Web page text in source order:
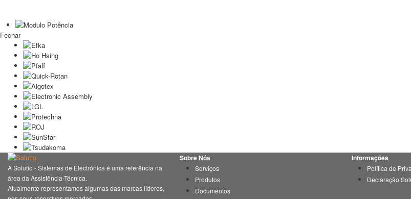
Fechar
A Solutio - Sistemas de Electrónica é uma referência na
área da Assistência-Técnica.
Atualmente representamos algumas das marcas líderes,
Sobre Nós
Serviços
Produtos
Documentos
Informações
Política de
Declaração